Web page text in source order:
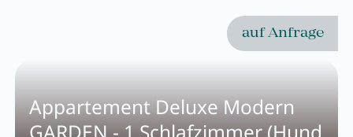
Buchungsinfos
Wellness
Appartement Deluxe Modern
auf Anfrage